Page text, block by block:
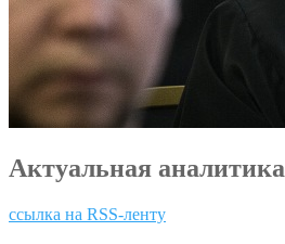
Актуальная аналитика
ссылка на RSS-ленту